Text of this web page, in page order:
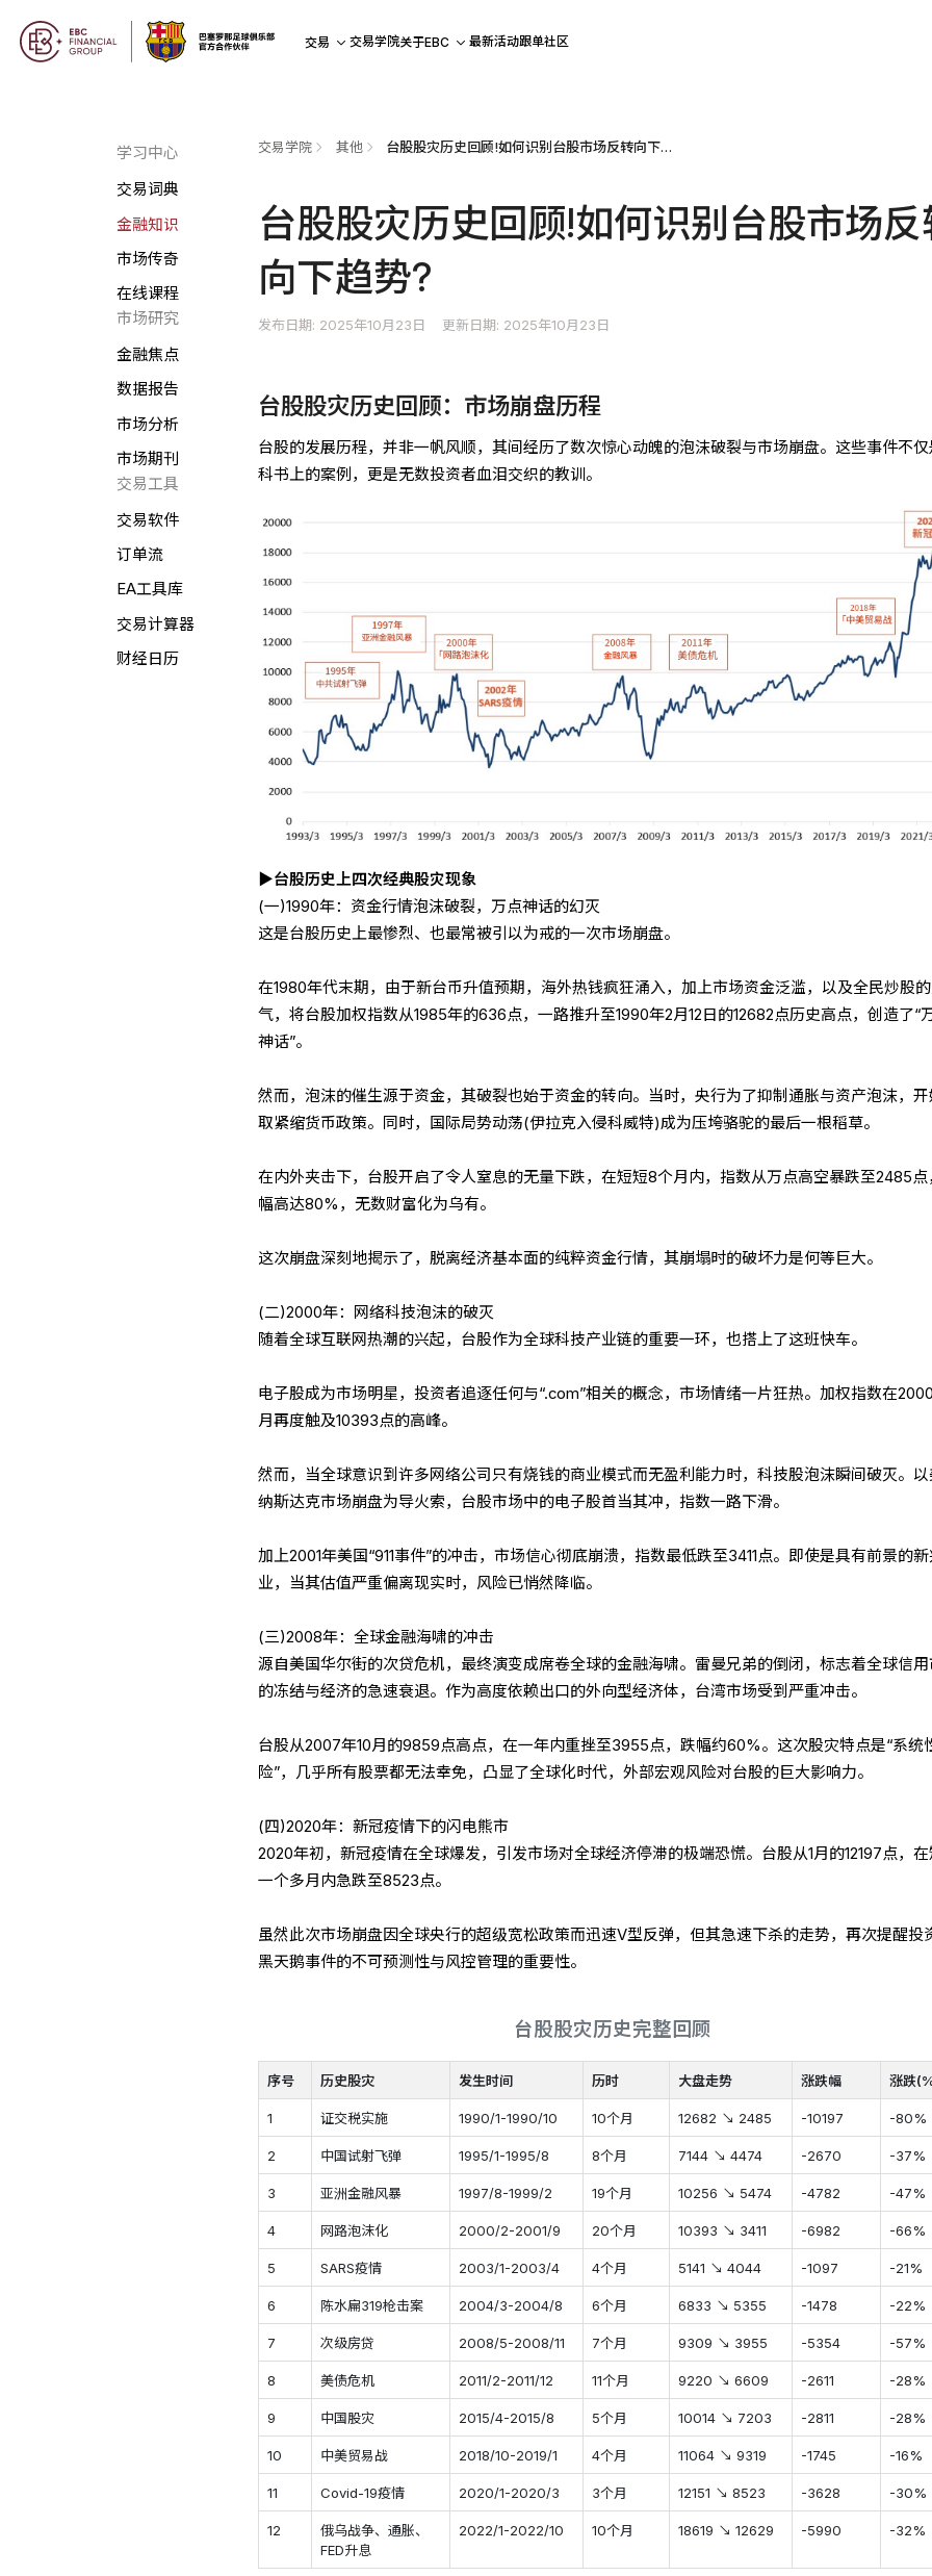
交易 交易学院关于EBC 最新活动跟单社区
学习中心
交易词典
金融知识
市场传奇
在线课程
市场研究
金融焦点
数据报告
市场分析
市场期刊
交易工具
交易软件
订单流
EA工具库
交易计算器
财经日历
交易学院 其他 台股股灾历史回顾!如何识别台股市场反转向下趋势?
台股股灾历史回顾!如何识别台股市场反
向下趋势?
发布日期: 2025年10月23日 更新日期: 2025年10月23日
台股股灾历史回顾：市场崩盘历程
台股的发展历程，并非一帆风顺，其间经历了数次惊心动魄的泡沫破裂与市场崩盘。这些事件不
科书上的案例，更是无数投资者血泪交织的教训。
▶台股历史上四次经典股灾现象
(一)1990年：资金行情泡沫破裂，万点神话的幻灭
这是台股历史上最惨烈、也最常被引以为戒的一次市场崩盘。
在1980年代末期，由于新台币升值预期，海外热钱疯狂涌入，加上市场资金泛滥，以及全民炒股
气，将台股加权指数从1985年的636点，一路推升至1990年2月12日的12682点历史高点，创造了“
神话”。
然而，泡沫的催生源于资金，其破裂也始于资金的转向。当时，央行为了抑制通胀与资产泡沫，
取紧缩货币政策。同时，国际局势动荡(伊拉克入侵科威特)成为压垮骆驼的最后一根稻草。
在内外夹击下，台股开启了令人窒息的无量下跌，在短短8个月内，指数从万点高空暴跌至2485点
幅高达80%，无数财富化为乌有。
这次崩盘深刻地揭示了，脱离经济基本面的纯粹资金行情，其崩塌时的破坏力是何等巨大。
(二)2000年：网络科技泡沫的破灭
随着全球互联网热潮的兴起，台股作为全球科技产业链的重要一环，也搭上了这班快车。
电子股成为市场明星，投资者追逐任何与“.com”相关的概念，市场情绪一片狂热。加权指数在
月再度触及10393点的高峰。
然而，当全球意识到许多网络公司只有烧钱的商业模式而无盈利能力时，科技股泡沫瞬间破灭。
纳斯达克市场崩盘为导火索，台股市场中的电子股首当其冲，指数一路下滑。
加上2001年美国“911事件”的冲击，市场信心彻底崩溃，指数最低跌至3411点。即使是具有前景的
业，当其估值严重偏离现实时，风险已悄然降临。
(三)2008年：全球金融海啸的冲击
源自美国华尔街的次贷危机，最终演变成席卷全球的金融海啸。雷曼兄弟的倒闭，标志着全球信
的冻结与经济的急速衰退。作为高度依赖出口的外向型经济体，台湾市场受到严重冲击。
台股从2007年10月的9859点高点，在一年内重挫至3955点，跌幅约60%。这次股灾特点是“系统
险”，几乎所有股票都无法幸免，凸显了全球化时代，外部宏观风险对台股的巨大影响力。
(四)2020年：新冠疫情下的闪电熊市
2020年初，新冠疫情在全球爆发，引发市场对全球经济停滞的极端恐慌。台股从1月的12197点，
一个多月内急跌至8523点。
虽然此次市场崩盘因全球央行的超级宽松政策而迅速V型反弹，但其急速下杀的走势，再次提醒投
黑天鹅事件的不可预测性与风控管理的重要性。
台股股灾历史完整回顾
序号 历史股灾 发生时间 历时 大盘走势 涨跌幅 涨跌
1 证交税实施 1990/1-1990/10 10个月 12682 ↘ 2485 -10197 -80%
2 中国试射飞弹 1995/1-1995/8 8个月 7144 ↘ 4474 -2670 -37%
3 亚洲金融风暴 1997/8-1999/2 19个月 10256 ↘ 5474 -4782 -47%
4 网路泡沫化 2000/2-2001/9 20个月 10393 ↘ 3411 -6982 -66%
5 SARS疫情 2003/1-2003/4 4个月 5141 ↘ 4044 -1097 -21%
6 陈水扁319枪击案 2004/3-2004/8 6个月 6833 ↘ 5355 -1478 -22%
7 次级房贷 2008/5-2008/11 7个月 9309 ↘ 3955 -5354 -57%
8 美债危机 2011/2-2011/12 11个月 9220 ↘ 6609 -2611 -28%
9 中国股灾 2015/4-2015/8 5个月 10014 ↘ 7203 -2811 -28%
10 中美贸易战 2018/10-2019/1 4个月 11064 ↘ 9319 -1745 -16%
11 Covid-19疫情 2020/1-2020/3 3个月 12151 ↘ 8523 -3628 -30%
12
俄乌战争、通胀、
FED升息
2022/1-2022/10 10个月 18619 ↘ 12629 -5990 -32%